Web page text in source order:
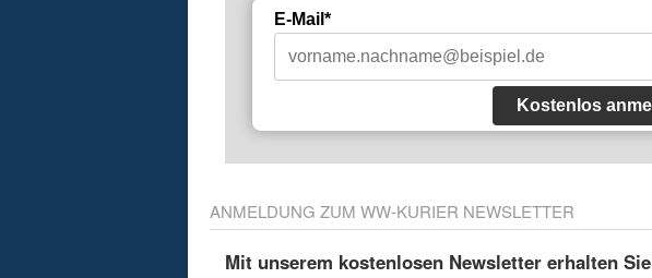
E-Mail*
Kostenlos
ANMELDUNG ZUM WW-KURIER NEWSLETTER
Mit unserem kostenlosen Newsletter erhalten